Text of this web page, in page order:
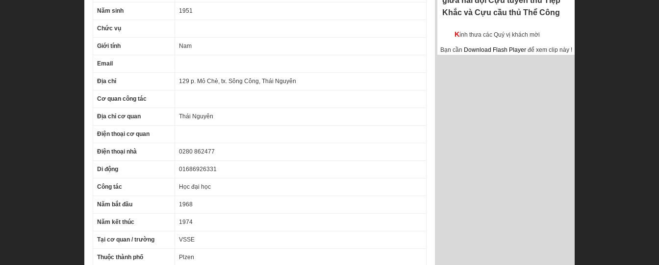
Năm sinh 1951
Chức vụ
Giới tính Nam
Email
Địa chỉ 129 p. Mỏ Chè, tx. Sông Công, Thái Nguyên
Cơ quan công tác
Địa chỉ cơ quan Thái Nguyên
Điện thoại cơ quan
Điện thoại nhà 0280 862477
Di động 01686926331
Công tác Học đại học
Năm bắt đầu 1968
Năm kết thúc 1974
Tại cơ quan / trường VSSE
Thuộc thành phố Plzen
Khắc và Cựu cầu thủ Thể Công
Kính thưa các Quý vị khách mời
Bạn cần Download Flash Playerđể xem clip này !